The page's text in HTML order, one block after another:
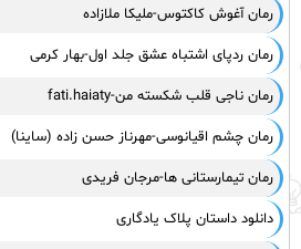
رمان آغوش کاکتوس-ملیکا ملازاده
رمان ردپای اشتباه عشق جلد اول-بهار کرمی
رمان ناجی قلب شکسته من-fati.haiaty
رمان چشم اقیانوسی-مهرناز حسن زاده (ساینا)
رمان تیمارستانی ها-مرجان فریدی
دانلود داستان پلاک یادگاری